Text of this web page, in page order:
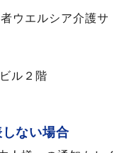
ウエルシア介護サ
ル２階
ない場合